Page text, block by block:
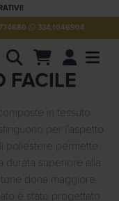
334.1046904
Account
FACILE
in tessuto
per l’aspetto
poliestere permette
durata superiore alla
dona maggiore
è stato progettato